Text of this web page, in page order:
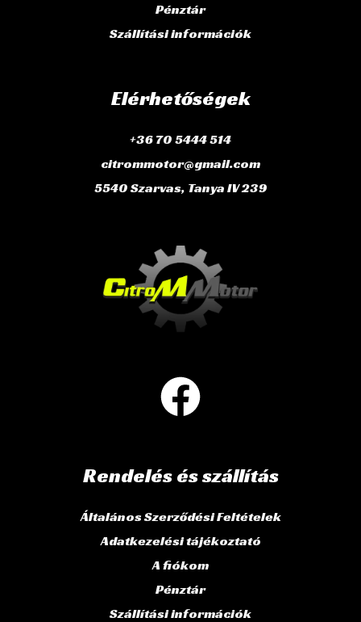
Pénztár
Szállítási információk
Elérhetőségek
+36 70 5444 514
citrommotor@gmail.com
5540 Szarvas, Tanya IV 239
Rendelés és szállítás
Általános Szerződési Feltételek
Adatkezelési tájékoztató
A fiókom
Pénztár
Szállítási információk